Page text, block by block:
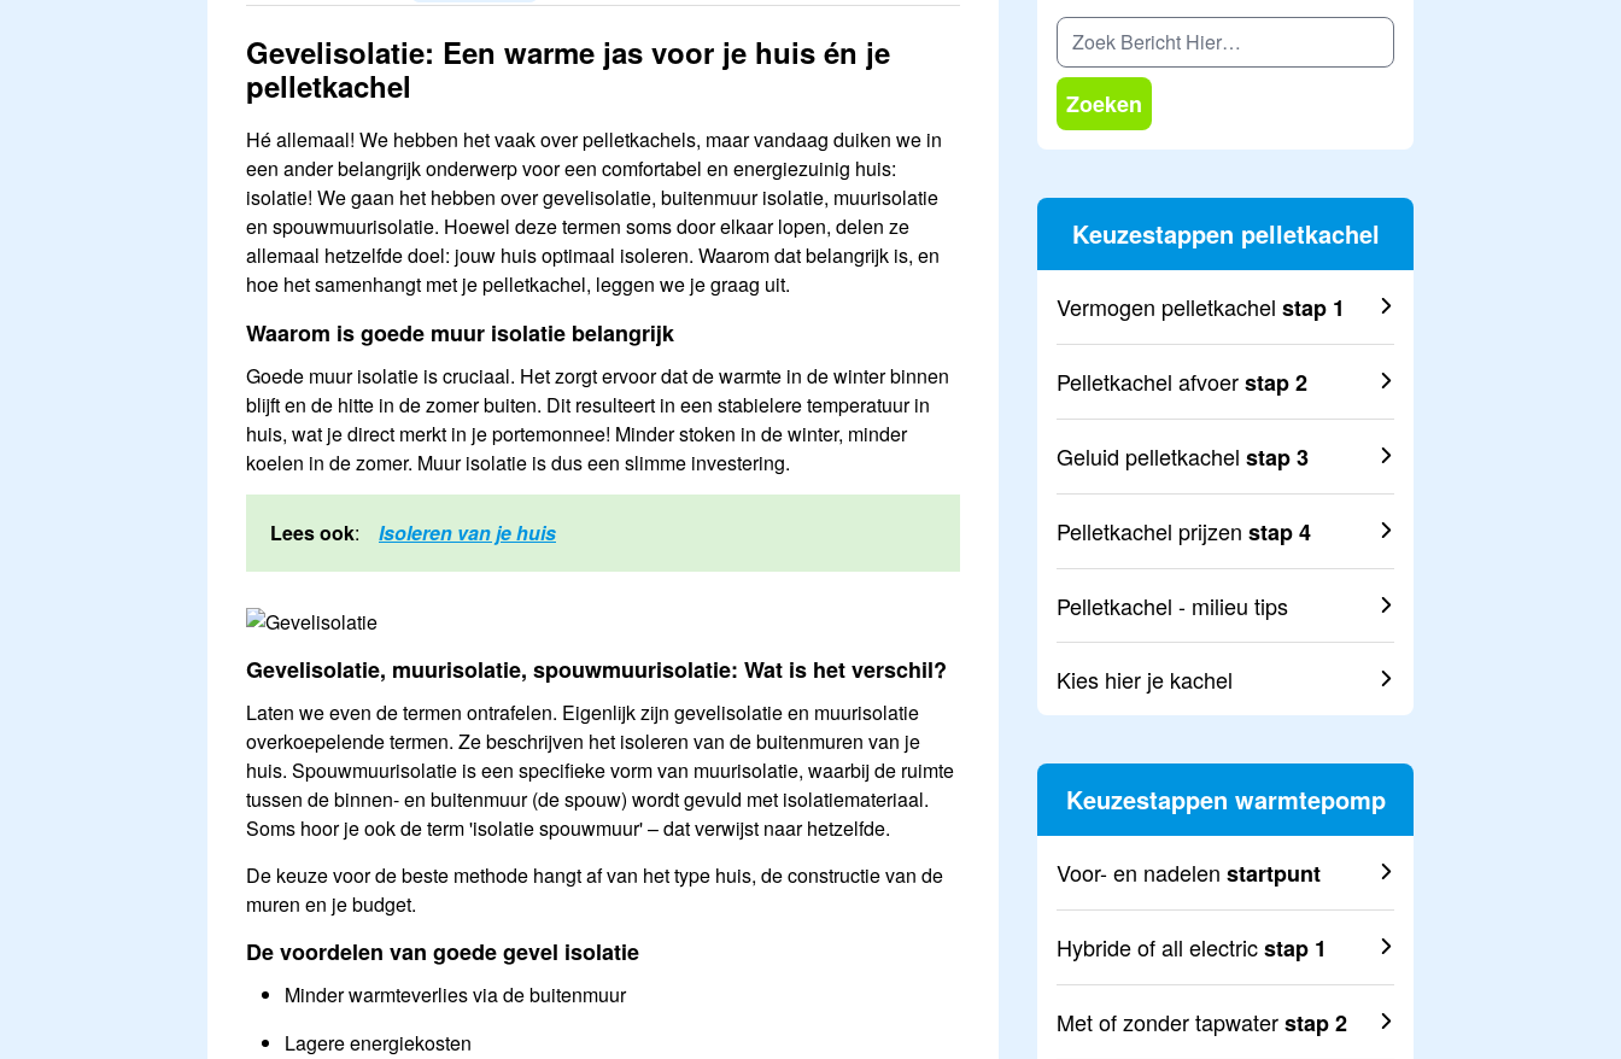
Gevelisolatie: Een warme jas voor je huis én je
pelletkachel
Hé allemaal! We hebben het vaak over pelletkachels, maar vandaag duiken we in
een ander belangrijk onderwerp voor een comfortabel en energiezuinig huis:
isolatie! We gaan het hebben over gevelisolatie, buitenmuur isolatie, muurisolatie
en spouwmuurisolatie. Hoewel deze termen soms door elkaar lopen, delen ze
allemaal hetzelfde doel: jouw huis optimaal isoleren. Waarom dat belangrijk is, en
hoe het samenhangt met je pelletkachel, leggen we je graag uit.
Waarom is goede muur isolatie belangrijk
Goede muur isolatie is cruciaal. Het zorgt ervoor dat de warmte in de winter binnen
blijft en de hitte in de zomer buiten. Dit resulteert in een stabielere temperatuur in
huis, wat je direct merkt in je portemonnee! Minder stoken in de winter, minder
koelen in de zomer. Muur isolatie is dus een slimme investering.
Lees ook: Isoleren van je huis
Gevelisolatie, muurisolatie, spouwmuurisolatie: Wat is het verschil?
Laten we even de termen ontrafelen. Eigenlijk zijn gevelisolatie en muurisolatie
overkoepelende termen. Ze beschrijven het isoleren van de buitenmuren van je
huis. Spouwmuurisolatie is een specifieke vorm van muurisolatie, waarbij de ruimte
tussen de binnen- en buitenmuur (de spouw) wordt gevuld met isolatiemateriaal.
Soms hoor je ook de term 'isolatie spouwmuur' – dat verwijst naar hetzelfde.
De keuze voor de beste methode hangt af van het type huis, de constructie van de
muren en je budget.
De voordelen van goede gevel isolatie
Minder warmteverlies via de buitenmuur
Lagere energiekosten
Zoeken
Keuzestappen pelletkachel
Vermogen pelletkachel stap 1
Pelletkachel afvoerstap 2
Geluid pelletkachel stap 3
Pelletkachel prijzen stap 4
Pelletkachel - milieu tips
Kies hier je kachel
Keuzestappen warmtepomp
Voor- en nadelen startpunt
Hybride of all electricstap 1
Met of zonder tapwaterstap 2